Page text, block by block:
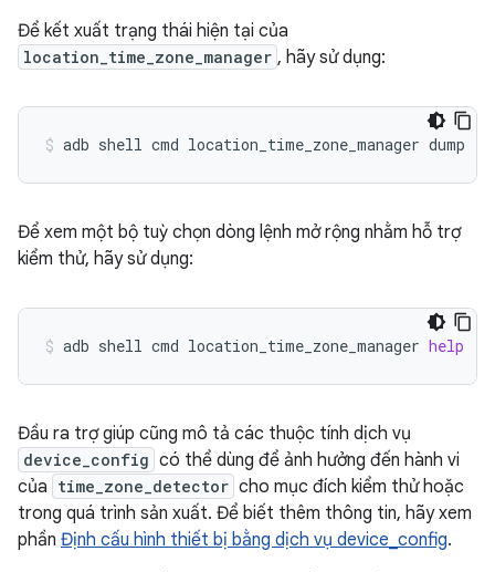
Để kết xuất trạng thái hiện tại của
location_time_zone_manager , hãy sử dụng:
adb shell cmd location_time_zone_manager dump
Để xem một bộ tuỳ chọn dòng lệnh mở rộng nhằm hỗ trợ
kiểm thử, hãy sử dụng:
adb shell cmd location_time_zone_manager help
Đầu ra trợ giúp cũng mô tả các thuộc tính dịch vụ
device_config có thể dùng để ảnh hưởng đến hành vi
của time_zone_detector cho mục đích kiểm thử hoặc
trong quá trình sản xuất. Để biết thêm thông tin, hãy xem
phần Định cấu hình thiết bị bằng dịch vụ device_config.